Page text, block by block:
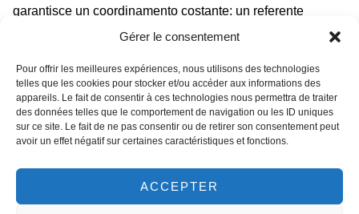
Gérer le consentement
Pour offrir les meilleures expériences, nous utilisons des technologies
telles que les cookies pour stocker et/ou accéder aux informations des
appareils. Le fait de consentir à ces technologies nous permettra de traiter
des données telles que le comportement de navigation ou les ID uniques
sur ce site. Le fait de ne pas consentir ou de retirer son consentement peut
avoir un effet négatif sur certaines caractéristiques et fonctions.
ACCEPTER
garantisce un coordinamento costante: un referente
italiano o francese segue il paziente dalla partenza al
europei. Ilifting viso Tunisia costiincludono anche visite di
controllo a 7 e 14 giorni, con possibilità di telemedicina
post-rientro. La trasparenza è totale: nessuna spesa
nascosta, con un risparmio che rende illifting viso
risparmiouna realtà concreta.
Risultati, Decorso